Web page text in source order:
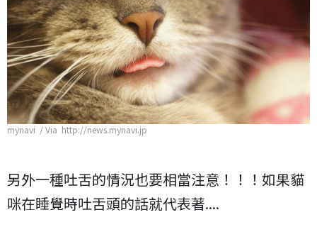
mynavi / Via http://news.mynavi.jp
另外一種吐舌的情況也要相當注意！！！如果貓
咪在睡覺時吐舌頭的話就代表著....